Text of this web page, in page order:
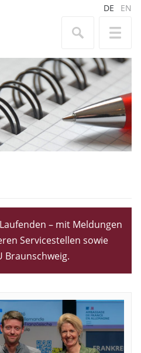
DE EN
– mit Meldungen
Servicestellen sowie
Braunschweig.